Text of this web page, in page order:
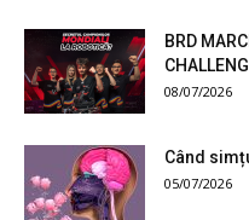
BRD
08/07/2026
Când
05/07/2026